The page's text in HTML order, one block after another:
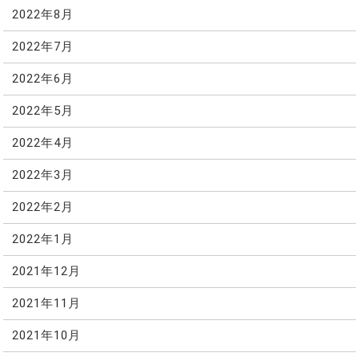
2022年8月
2022年7月
2022年6月
2022年5月
2022年4月
2022年3月
2022年2月
2022年1月
2021年12月
2021年11月
2021年10月